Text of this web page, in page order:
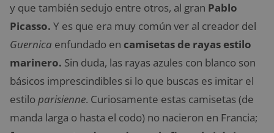
y que también sedujo entre otros, al gran Pablo
Picasso. Y es que era muy común ver al creador del
Guernica enfundado en camisetas de rayas estilo
marinero. Sin duda, las rayas azules con blanco son
básicos imprescindibles si lo que buscas es imitar el
estiloparisienne. Curiosamente estas camisetas (de
manda larga o hasta el codo) no nacieron en Francia;